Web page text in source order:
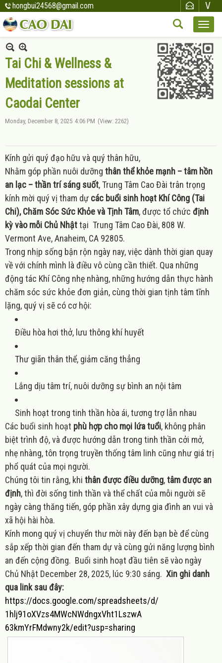
hongbui24568@gmail.com
Tai Chi & Wellness &
Meditation sessions at
Caodai Center
Monday, December 8, 2025 4:06 PM (View: 2262)
Kính gửi quý đạo hữu và quý thân hữu,
Nhằm góp phần nuôi dưỡng thân thể khỏe mạnh – tâm hồn
an lạc – thần trí sáng suốt, Trung Tâm Cao Đài trân trọng
kính mời quý vị tham dự các buổi sinh hoạt Khí Công (Tai
Chi), Chăm Sóc Sức Khỏe và Tịnh Tâm, được tổ chức định
kỳ vào mỗi Chủ Nhậttại Trung Tâm Cao Đài, 808 W.
Vermont Ave, Anaheim, CA 92805.
Trong nhịp sống bận rộn ngày nay, việc dành thời gian quay
về với chính mình là điều vô cùng cần thiết. Qua những
động tác Khí Công nhẹ nhàng, những hướng dẫn thực hành
chăm sóc sức khỏe đơn giản, cùng thời gian tịnh tâm tĩnh
lặng, quý vị sẽ có cơ hội:
Điều hòa hơi thở, lưu thông khí huyết
Thư giãn thân thể, giảm căng thẳng
Lắng dịu tâm trí, nuôi dưỡng sự bình an nội tâm
Sinh hoạt trong tinh thần hòa ái, tương trợ lẫn nhau
Các buổi sinh hoạt phù hợp cho mọi lứa tuổi, không phân
biệt trình độ, và được hướng dẫn trong tinh thần cởi mở,
nhẹ nhàng, tôn trọng truyền thống tâm linh cũng như giá trị
phổ quát của mọi người.
Chúng tôi tin rằng, khi thân được điều dưỡng,tâm được an
định, thì đời sống tinh thần và thể chất của mỗi người sẽ
ngày càng thăng tiến, góp phần xây dựng gia đình an vui và
xã hội hài hòa.
Kính mong quý vị chuyển thư mời này đến bạn bè để cùng
sắp xếp thời gian đến tham dự và cùng gửi năng lượng bình
an đến cộng đồng. Buổi sinh hoạt đầu tiên sẽ vào ngày
Chủ Nhật December 28, 2025, lúc 9:30 sáng. Xin ghi danh
qua link sau đây:
https://docs.google.com/spreadsheets/d/
1hlj91oXVzs4MWcNWdngxVht1LszwA
63kmYrFMdwny2k/edit?usp=sharing